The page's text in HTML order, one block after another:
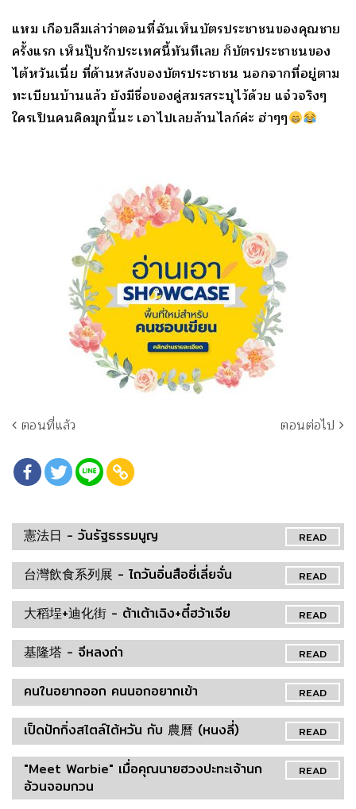
แหม เกือบลืมเล่าว่าตอนที่ฉันเห็นบัตรประชาชนของคุณชาย
ครั้งแรก เห็นปุ๊บรักประเทศนี้ทันทีเลย ก็บัตรประชาชนของ
ไต้หวันเนี่ย ที่ด้านหลังของบัตรประชาชน นอกจากที่อยู่ตาม
ทะเบียนบ้านแล้ว ยังมีชื่อของคู่สมรสระบุไว้ด้วย แจ๋วจริงๆ
ใครเป็นคนคิดมุกนี้นะ เอาไปเลยล้านไลก์ค่ะ ฮ่าๆๆ
ตอนที่แล้ว ตอนต่อไป
READ
憲法日 - วันรัฐธรรมนูญ
READ
台灣飲食系列展 - ไถวันอิ่นสือซี่เลี่ยจั่น
READ
大稻埕+迪化街 - ต้าเต้าเฉิง+ตี๋ฮว้าเจีย
READ
基隆塔 - จีหลงถ่า
READ
คนในอยากออก คนนอกอยากเข้า
READ
เป็ดปักกิ่งสไตล์ไต้หวัน กับ 農曆 (หนงลี่)
READ
"Meet Warbie" เมื่อคุณนายฮวงปะทะเจ้านก
อ้วนจอมกวน